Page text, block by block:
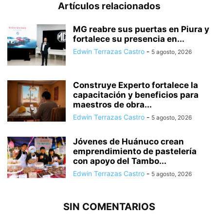
Artículos relacionados
MG reabre sus puertas en Piura y
fortalece su presencia en...
Edwin Terrazas Castro - 5 agosto, 2026
Construye Experto fortalece la
capacitación y beneficios para
maestros de obra...
Edwin Terrazas Castro - 5 agosto, 2026
Jóvenes de Huánuco crean
emprendimiento de pastelería
con apoyo del Tambo...
Edwin Terrazas Castro - 5 agosto, 2026
SIN COMENTARIOS